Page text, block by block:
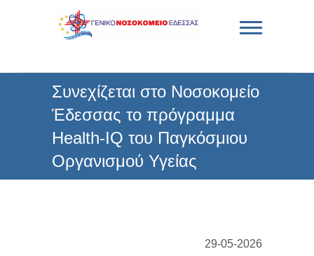
Γενικό Νοσοκομείο
Έδεσσας
Συνεχίζεται στο Νοσοκομείο
Έδεσσας το πρόγραμμα
Health-IQ του Παγκόσμιου
Οργανισμού Υγείας
29-05-2026